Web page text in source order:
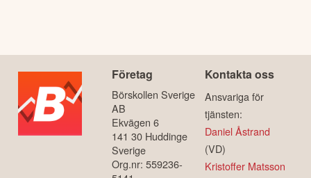
Företag
Börskollen Sverige
AB
Ekvägen 6
141 30 Huddinge
Sverige
Org.nr: 559236-
Kontakta oss
Ansvariga för
tjänsten:
Daniel Åstrand
(VD)
Kristoffer Matsson